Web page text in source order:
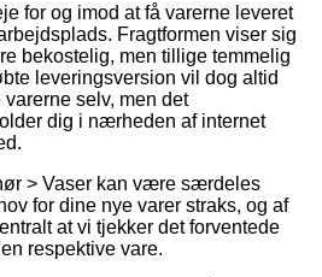
for og imod at få varerne leveret
Fragtformen viser sig
bekostelig, men tillige temmelig
leveringsversion vil dog altid
selv, men det
dig i nærheden af internet
> Vaser kan være særdeles
for dine nye varer straks, og af
at vi tjekker det forventede
respektive vare.